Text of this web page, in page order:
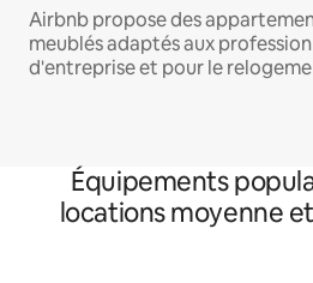
Airbnb propose des
meublés adaptés aux
d'entreprise et pour le
Équipements
locations moyenne